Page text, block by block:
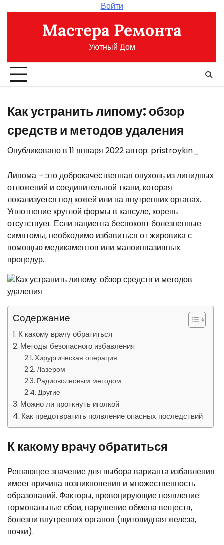
содержимому
Войти
Мастера Ремонта
Уютный Дом
Как устранить липому: обзор
средств и методов удаления
Опубликовано в 11 января 2022автор: pristroykin_
Липома – это доброкачественная опухоль из липидных
отложений и соединительной ткани, которая
локализуется под кожей или на внутренних органах.
Уплотнение круглой формы в капсуле, корень
отсутствует. Если пациента беспокоят болезненные
симптомы, необходимо избавиться от жировика с
помощью медикаментов или малоинвазивных
процедур.
Содержание
К какому врачу обратиться
Методы безопасного избавления
Хирургическая операция
Лазером
Радиоволновым методом
Другие
Можно ли проткнуть иголкой
Как предотвратить появление опасных последствий
К какому врачу обратиться
Решающее значение для выбора варианта избавления
имеет причина возникновения и множественность
образований. Факторы, провоцирующие появление:
гормональные сбои, нарушение обмена веществ,
болезни внутренних органов (щитовидная железа,
почки).